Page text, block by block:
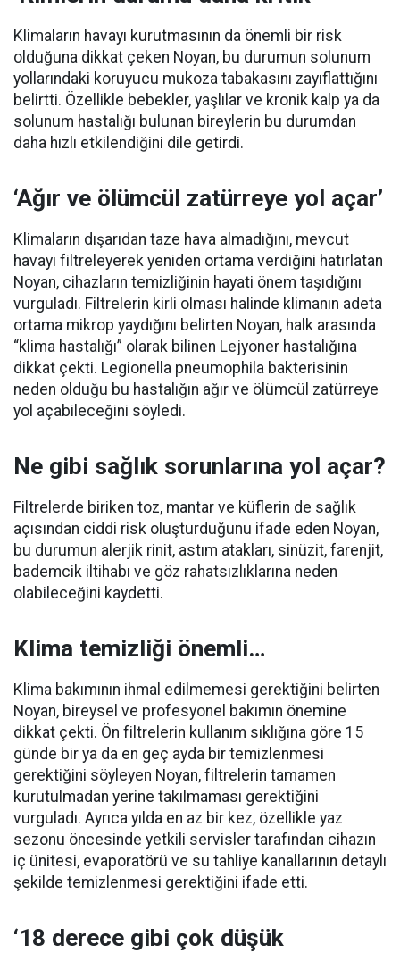
Klimaların havayı kurutmasının da önemli bir risk
olduğuna dikkat çeken Noyan, bu durumun solunum
yollarındaki koruyucu mukoza tabakasını zayıflattığını
belirtti. Özellikle bebekler, yaşlılar ve kronik kalp ya da
solunum hastalığı bulunan bireylerin bu durumdan
daha hızlı etkilendiğini dile getirdi.
‘Ağır ve ölümcül zatürreye yol açar’
Klimaların dışarıdan taze hava almadığını, mevcut
havayı filtreleyerek yeniden ortama verdiğini hatırlatan
Noyan, cihazların temizliğinin hayati önem taşıdığını
vurguladı. Filtrelerin kirli olması halinde klimanın adeta
ortama mikrop yaydığını belirten Noyan, halk arasında
“klima hastalığı” olarak bilinen Lejyoner hastalığına
dikkat çekti. Legionella pneumophila bakterisinin
neden olduğu bu hastalığın ağır ve ölümcül zatürreye
yol açabileceğini söyledi.
Ne gibi sağlık sorunlarına yol açar?
Filtrelerde biriken toz, mantar ve küflerin de sağlık
açısından ciddi risk oluşturduğunu ifade eden Noyan,
bu durumun alerjik rinit, astım atakları, sinüzit, farenjit,
bademcik iltihabı ve göz rahatsızlıklarına neden
olabileceğini kaydetti.
Klima temizliği önemli…
Klima bakımının ihmal edilmemesi gerektiğini belirten
Noyan, bireysel ve profesyonel bakımın önemine
dikkat çekti. Ön filtrelerin kullanım sıklığına göre 15
günde bir ya da en geç ayda bir temizlenmesi
gerektiğini söyleyen Noyan, filtrelerin tamamen
kurutulmadan yerine takılmaması gerektiğini
vurguladı. Ayrıca yılda en az bir kez, özellikle yaz
sezonu öncesinde yetkili servisler tarafından cihazın
iç ünitesi, evaporatörü ve su tahliye kanallarının detaylı
şekilde temizlenmesi gerektiğini ifade etti.
‘18 derece gibi çok düşük